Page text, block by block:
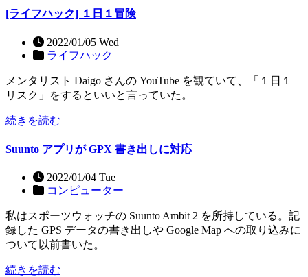
[ライフハック] １日１冒険
2022/01/05 Wed
ライフハック
メンタリスト Daigo さんの YouTube を観ていて、「１日１
リスク」をするといいと言っていた。
続きを読む
Suunto アプリが GPX 書き出しに対応
2022/01/04 Tue
コンピューター
私はスポーツウォッチの Suunto Ambit 2 を所持している。記
録した GPS データの書き出しや Google Map への取り込みに
ついて以前書いた。
続きを読む